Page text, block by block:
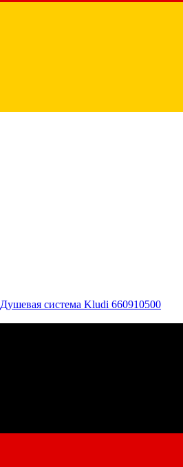
Душевая система Kludi 660910500